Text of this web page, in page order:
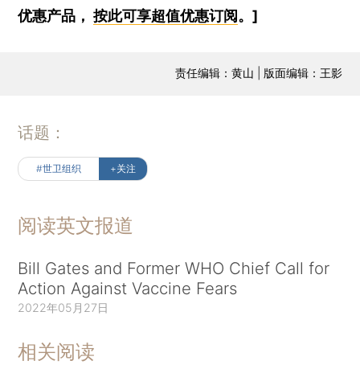
优惠产品，按此可享超值优惠订阅 。]
责任编辑：黄山 | 版面编辑：王影
话题：
#世卫组织 +关注
阅读英文报道
Bill Gates and Former WHO Chief Call for
Action Against Vaccine Fears
2022年05月27日
相关阅读